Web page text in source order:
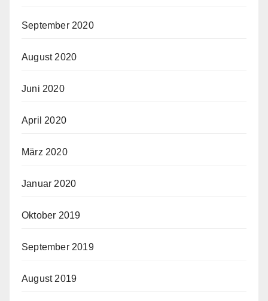
September 2020
August 2020
Juni 2020
April 2020
März 2020
Januar 2020
Oktober 2019
September 2019
August 2019